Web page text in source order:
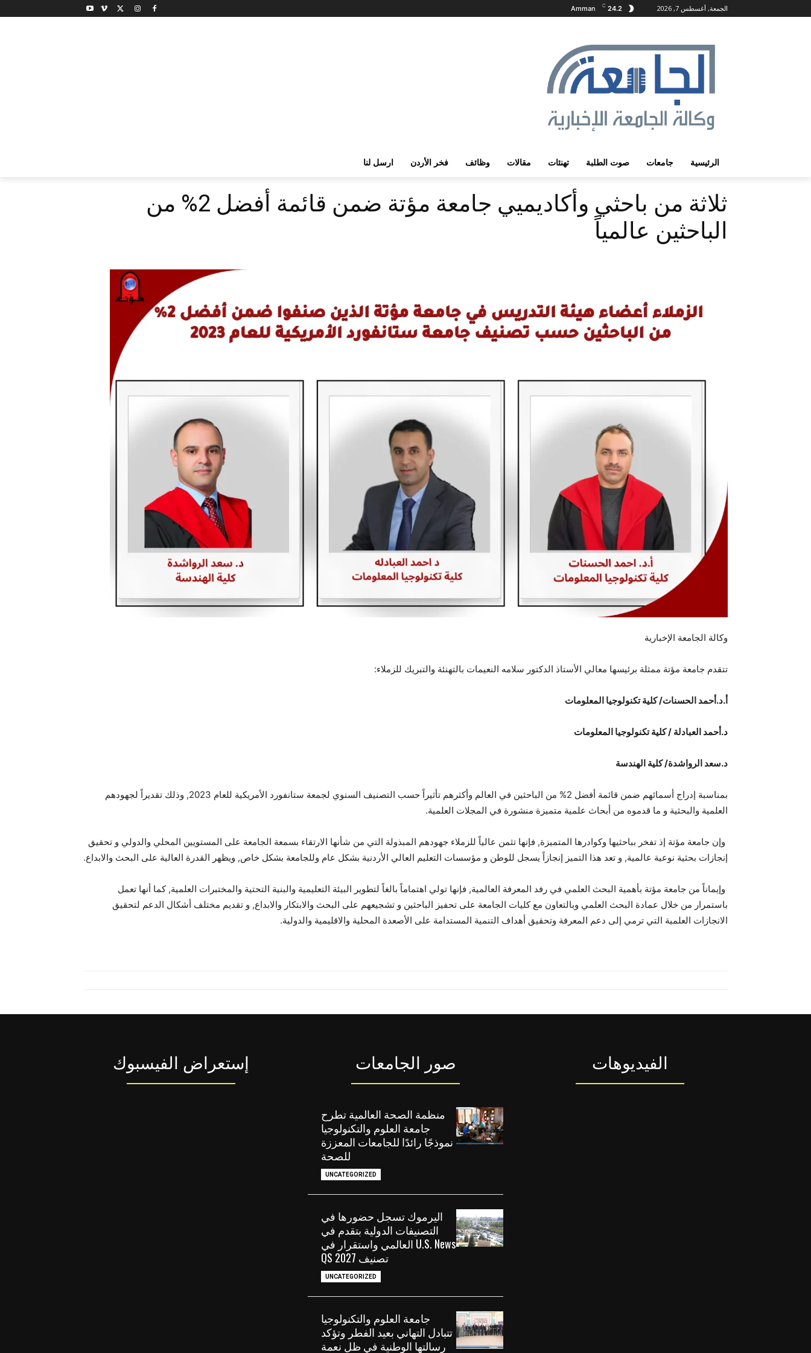
الجمعة, أغسطس 7, 2026 24.2
C
Amman
الرئيسية جامعات صوت الطلبة تهنئات مقالات وظائف فخر الأردن ارسل لنا
ثلاثة من باحثي وأكاديميي جامعة مؤتة ضمن قائمة أفضل 2% من
الباحثين عالمياً
وكالة الجامعة الإخبارية
تتقدم جامعة مؤتة ممثلة برئيسها معالي الأستاذ الدكتور سلامه النعيمات بالتهنئة والتبريك للزملاء:
أ.د.أحمد الحسنات/ كلية تكنولوجيا المعلومات
د.أحمد العبادلة / كلية تكنولوجيا المعلومات
د.سعد الرواشدة/ كلية الهندسة
بمناسبة إدراج أسمائهم ضمن قائمة أفضل 2% من الباحثين في العالم وأكثرهم تأثيراً حسب التصنيف السنوي لجمعة ستانفورد الأمريكية للعام 2023, وذلك تقديراً لجهودهم
العلمية والبحثية و ما قدموه من أبحاث علمية متميزة منشورة في المجلات العلمية.
وإن جامعة مؤتة إذ تفخر بباحثيها وكوادرها المتميزة, فإنها تثمن عالياً للزملاء جهودهم المبذولة التي من شأنها الارتقاء بسمعة الجامعة على المستويين المحلي والدولي و تحقيق
إنجازات بحثية نوعية عالمية, و تعد هذا التميز إنجازاً يسجل للوطن و مؤسسات التعليم العالي الأردنية بشكل عام وللجامعة بشكل خاص, ويظهر القدرة العالية على البحث والابداع.
وإيماناً من جامعة مؤتة بأهمية البحث العلمي في رفد المعرفة العالمية, فإنها تولي اهتماماً بالغاً لتطوير البيئة التعليمية والبنية التحتية والمختبرات العلمية, كما أنها تعمل
باستمرار من خلال عمادة البحث العلمي وبالتعاون مع كليات الجامعة على تحفيز الباحثين و تشجيعهم على البحث والابتكار والابداع, و تقديم مختلف أشكال الدعم لتحقيق
الانجازات العلمية التي ترمي إلى دعم المعرفة وتحقيق أهداف التنمية المستدامة على الأصعدة المحلية والاقليمية والدولية.
إستعراض الفيسبوك صور الجامعات
منظمة الصحة العالمية تطرح
جامعة العلوم والتكنولوجيا
نموذجًا رائدًا للجامعات المعززة
للصحة
UNCATEGORIZED
اليرموك تسجل حضورها في
التصنيفات الدولية بتقدم في
U.S. News العالمي واستقرار في
تصنيف QS 2027
UNCATEGORIZED
جامعة العلوم والتكنولوجيا
تتبادل التهاني بعيد الفطر وتؤكد
رسالتها الوطنية في ظل نعمة
الفيديوهات